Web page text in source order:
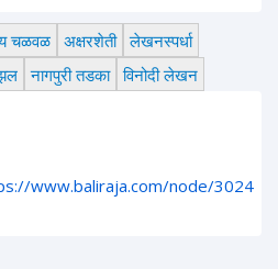
चळवळ अक्षरशेती लेखनस्पर्धा
नागपुरी तडका विनोदी लेखन
www.baliraja.com/node/3024